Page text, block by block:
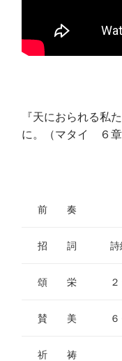
『天におられる私
に。（マタイ ６章
前 奏
招 詞
頌 栄 ２
賛 美 ６
祈 祷